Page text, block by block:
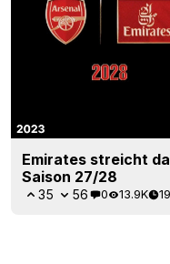
Emirates streicht
Saison 27/28
35 56 0 13.9K